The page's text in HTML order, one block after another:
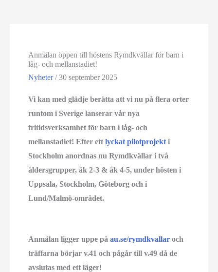
Anmälan öppen till höstens Rymdkvällar för barn i
låg- och mellanstadiet!
Nyheter/30 september 2025
Vi kan med glädje berätta att vi nu på flera orter
runtom i Sverige lanserar vår nya
fritidsverksamhet för barn i låg- och
mellanstadiet! Efter ettlyckat pilotprojekt i
Stockholm anordnas nu Rymdkvällar i två
åldersgrupper, åk 2-3 & åk 4-5, under hösten i
Uppsala, Stockholm, Göteborg och i
Lund/Malmö-området.
Anmälan ligger uppe påau.se/rymdkvallar och
träffarna börjar v.41 och pågår till v.49 då de
avslutas med ett läger!